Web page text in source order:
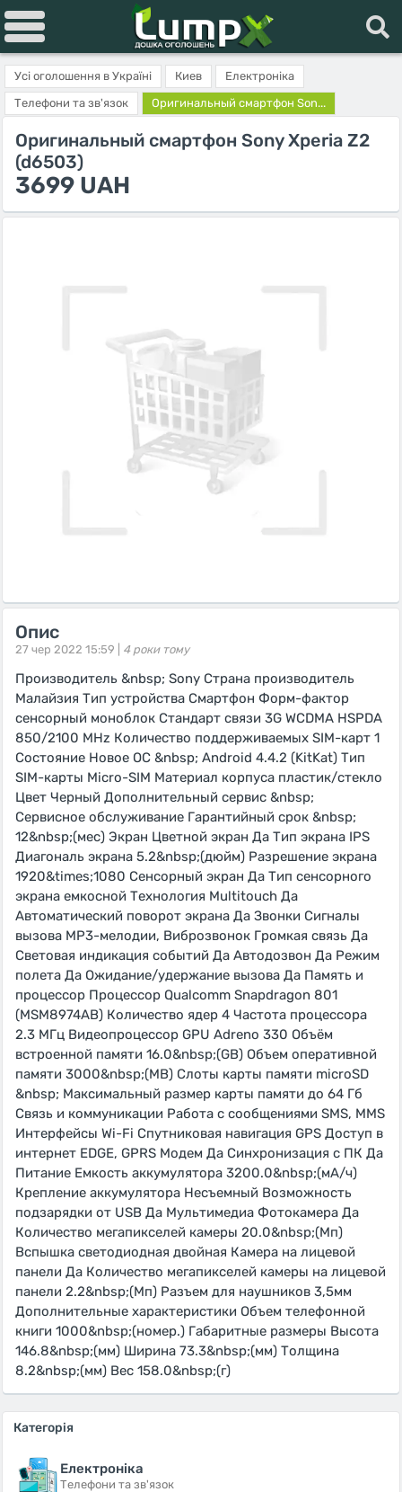
Усі оголошення в Україні Киев
Електроніка
Телефони та зв'язок
Оригинальный смартфон Son...
Оригинальный смартфон Sony Xperia Z2
(d6503)
3699 UAH
Опис
27 чер 2022 15:59 | 4 роки тому
Производитель &nbsp; Sony Страна производитель
Малайзия Тип устройства Смартфон Форм-фактор
сенсорный моноблок Стандарт связи 3G WCDMA HSPDA
850/2100 MHz Количество поддерживаемых SIM-карт 1
Состояние Новое ОС &nbsp; Android 4.4.2 (KitKat) Тип
SIM-карты Micro-SIM Материал корпуса пластик/стекло
Цвет Черный Дополнительный сервис &nbsp;
Сервисное обслуживание Гарантийный срок &nbsp;
12&nbsp;(мес) Экран Цветной экран Да Тип экрана IPS
Диагональ экрана 5.2&nbsp;(дюйм) Разрешение экрана
1920&times;1080 Сенсорный экран Да Тип сенсорного
экрана емкосной Технология Multitouch Да
Автоматический поворот экрана Да Звонки Сигналы
вызова MP3-мелодии, Виброзвонок Громкая связь Да
Световая индикация событий Да Автодозвон Да Режим
полета Да Ожидание/удержание вызова Да Память и
процессор Процессор Qualcomm Snapdragon 801
(MSM8974AB) Количество ядер 4 Частота процессора
2.3 МГц Видеопроцессор GPU Adreno 330 Объём
встроенной памяти 16.0&nbsp;(GB) Объем оперативной
памяти 3000&nbsp;(MB) Слоты карты памяти microSD
&nbsp; Максимальный размер карты памяти до 64 Гб
Связь и коммуникации Работа с сообщениями SMS, MMS
Интерфейсы Wi-Fi Спутниковая навигация GPS Доступ в
интернет EDGE, GPRS Модем Да Синхронизация с ПК Да
Питание Емкость аккумулятора 3200.0&nbsp;(мА/ч)
Крепление аккумулятора Несъемный Возможность
подзарядки от USB Да Мультимедиа Фотокамера Да
Количество мегапикселей камеры 20.0&nbsp;(Мп)
Вспышка светодиодная двойная Камера на лицевой
панели Да Количество мегапикселей камеры на лицевой
панели 2.2&nbsp;(Мп) Разъем для наушников 3,5мм
Дополнительные характеристики Объем телефонной
книги 1000&nbsp;(номер.) Габаритные размеры Высота
146.8&nbsp;(мм) Ширина 73.3&nbsp;(мм) Толщина
8.2&nbsp;(мм) Вес 158.0&nbsp;(г)
Категорія
Електроніка
Телефони та зв'язок